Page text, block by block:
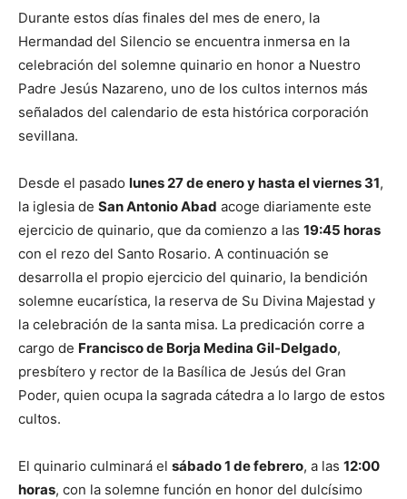
Durante estos días finales del mes de enero, la
Hermandad del Silencio se encuentra inmersa en la
celebración del solemne quinario en honor a Nuestro
Padre Jesús Nazareno, uno de los cultos internos más
señalados del calendario de esta histórica corporación
sevillana.
Desde el pasado lunes 27 de enero y hasta el viernes 31,
la iglesia de San Antonio Abad acoge diariamente este
ejercicio de quinario, que da comienzo a las 19:45 horas
con el rezo del Santo Rosario. A continuación se
desarrolla el propio ejercicio del quinario, la bendición
solemne eucarística, la reserva de Su Divina Majestad y
la celebración de la santa misa. La predicación corre a
cargo de Francisco de Borja Medina Gil-Delgado,
presbítero y rector de la Basílica de Jesús del Gran
Poder, quien ocupa la sagrada cátedra a lo largo de estos
cultos.
El quinario culminará el sábado 1 de febrero, a las 12:00
horas, con la solemne función en honor del dulcísimo